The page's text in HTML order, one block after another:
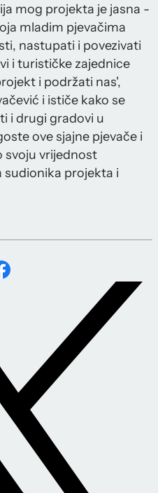
mog projekta je jasna -
mladim pjevačima
nastupati i povezivati
i turističke zajednice
i podržati nas',
i ističe kako se
i drugi gradovi u
ove sjajne pjevače i
svoju vrijednost
projekta i